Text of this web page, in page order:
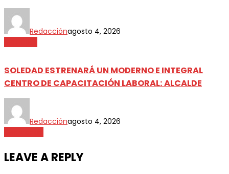
Redacciónagosto 4, 2026
SOLEDAD ESTRENARÁ UN MODERNO E INTEGRAL
CENTRO DE CAPACITACIÓN LABORAL: ALCALDE
Redacciónagosto 4, 2026
LEAVE A REPLY